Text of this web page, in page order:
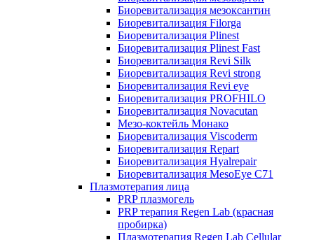
Биоревитализация мезоксантин
Биоревитализация Filorga
Биоревитализация Plinest
Биоревитализация Plinest Fast
Биоревитализация Revi Silk
Биоревитализация Revi strong
Биоревитализация Revi eye
Биоревитализация PROFHILO
Биоревитализация Novacutan
Мезо-коктейль Монако
Биоревитализация Viscoderm
Биоревитализация Repart
Биоревитализация Hyalrepair
Биоревитализация MesoEye C71
Плазмотерапия лица
PRP плазмогель
PRP терапия Regen Lab (красная
пробирка)
Плазмотерапия Regen Lab Cellular